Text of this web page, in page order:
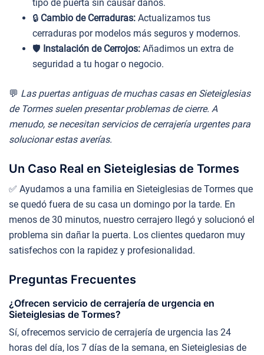
tipo de puerta sin causar daños.
🔒 Cambio de Cerraduras: Actualizamos tus
cerraduras por modelos más seguros y modernos.
🛡️ Instalación de Cerrojos: Añadimos un extra de
seguridad a tu hogar o negocio.
💬 Las puertas antiguas de muchas casas en Sieteiglesias
de Tormes suelen presentar problemas de cierre. A
menudo, se necesitan servicios de cerrajería urgentes para
solucionar estas averías.
Un Caso Real en Sieteiglesias de Tormes
✅ Ayudamos a una familia en Sieteiglesias de Tormes que
se quedó fuera de su casa un domingo por la tarde. En
menos de 30 minutos, nuestro cerrajero llegó y solucionó el
problema sin dañar la puerta. Los clientes quedaron muy
satisfechos con la rapidez y profesionalidad.
Preguntas Frecuentes
¿Ofrecen servicio de cerrajería de urgencia en
Sieteiglesias de Tormes?
Sí, ofrecemos servicio de cerrajería de urgencia las 24
horas del día, los 7 días de la semana, en Sieteiglesias de